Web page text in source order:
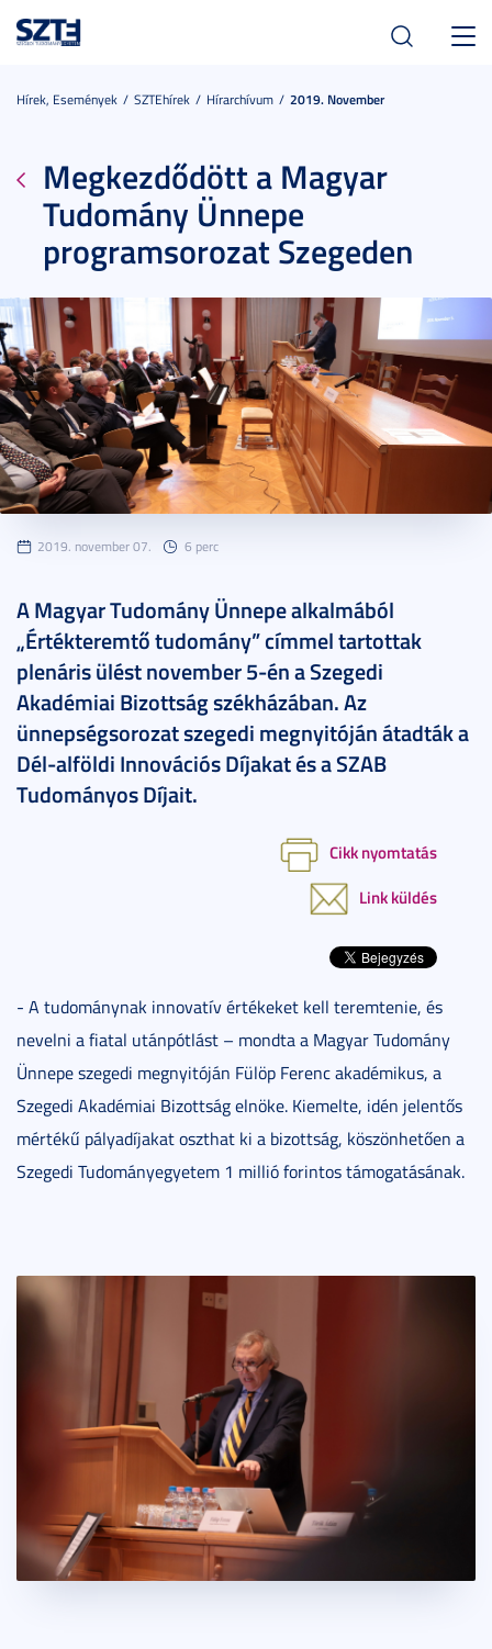
Hírek, Események SZTEhírek Hírarchívum 2019. November
Megkezdődött a Magyar
Tudomány Ünnepe
programsorozat Szegeden
2019. november 07. 6 perc
A Magyar Tudomány Ünnepe alkalmából
„Értékteremtő tudomány” címmel tartottak
plenáris ülést november 5-én a Szegedi
Akadémiai Bizottság székházában. Az
ünnepségsorozat szegedi megnyitóján átadták a
Dél-alföldi Innovációs Díjakat és a SZAB
Tudományos Díjait.
Cikk nyomtatás
Link küldés
- A tudománynak innovatív értékeket kell teremtenie, és
nevelni a fiatal utánpótlást – mondta a Magyar Tudomány
Ünnepe szegedi megnyitóján Fülöp Ferenc akadémikus, a
Szegedi Akadémiai Bizottság elnöke. Kiemelte, idén jelentős
mértékű pályadíjakat oszthat ki a bizottság, köszönhetően a
Szegedi Tudományegyetem 1 millió forintos támogatásának.